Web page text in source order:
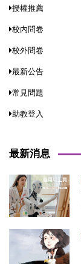
授權推薦
校內問卷
校外問卷
最新公告
常見問題
助教登入
最新消息